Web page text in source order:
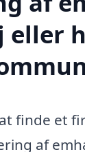
eller
finde et
af